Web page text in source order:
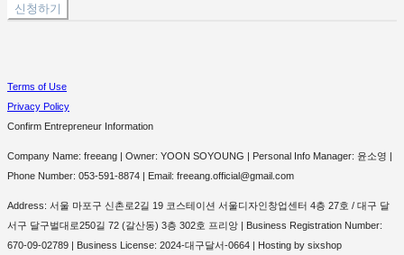
신청하기
Terms of Use
Privacy Policy
Confirm Entrepreneur Information
Company Name: freeang | Owner: YOON SOYOUNG | Personal Info Manager: 윤소영 |
Phone Number: 053-591-8874 | Email: freeang.official@gmail.com
Address: 서울 마포구 신촌로2길 19 코스테이션 서울디자인창업센터 4층 27호 / 대구 달
서구 달구벌대로250길 72 (갈산동) 3층 302호 프리앙 | Business Registration Number:
670-09-02789 | Business License: 2024-대구달서-0664 | Hosting by sixshop